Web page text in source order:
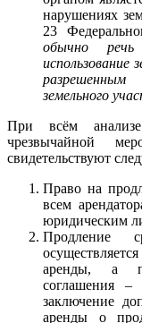
нарушениях
23
обычно
использование
разрешенным
земельного
При всём
чрезвычайной
свидетельствуют
Право на
всем
юридическим
Продление
аренды, а
соглашения
заключение
аренды о